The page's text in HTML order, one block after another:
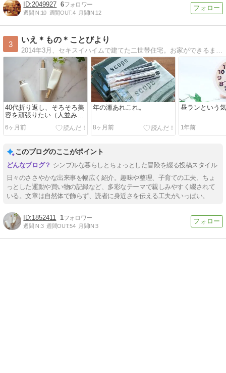
2049927 6
週間IN:10 週間OUT:4 月間IN:12
3
いえ＊もの＊ことびより
40代折り返し、そろそろ美
容を頑張りたい（人並み
6ヶ月前
年の瀬あれこれ。
8ヶ月前
昼ランという
1年前
このブログのここがポイント
シンプルな暮らしとちょっとした冒険を綴る投稿スタイル
日々のささやかな出来事を幅広く紹介。趣味や整理、子育ての工夫、ちょ
っとした運動や買い物の記録など、多彩なテーマで親しみやすく綴されて
いる。文章は自然体で飾らず、読者に身近さを伝える工夫がいっぱい。
1852411 1
週間IN:3 週間OUT:54 月間IN:3